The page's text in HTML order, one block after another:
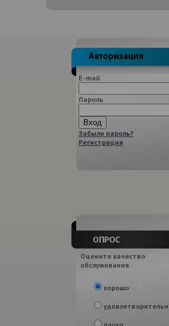
E-mail
Пароль
Забыли пароль?
Регистрация
Оцените качество
обслуживания.
хорошо